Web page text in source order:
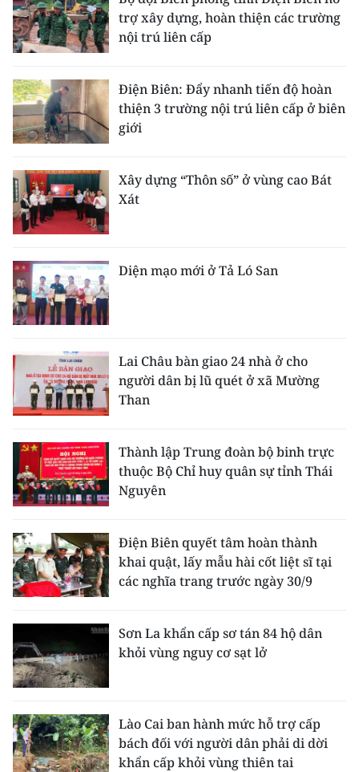
trợ xây dựng, hoàn thiện các trường
nội trú liên cấp
Điện Biên: Đẩy nhanh tiến độ hoàn
thiện 3 trường nội trú liên cấp ở biên
giới
Xây dựng “Thôn số” ở vùng cao Bát
Xát
Diện mạo mới ở Tả Ló San
Lai Châu bàn giao 24 nhà ở cho
người dân bị lũ quét ở xã Mường
Than
Thành lập Trung đoàn bộ binh trực
thuộc Bộ Chỉ huy quân sự tỉnh Thái
Nguyên
Điện Biên quyết tâm hoàn thành
khai quật, lấy mẫu hài cốt liệt sĩ tại
các nghĩa trang trước ngày 30/9
Sơn La khẩn cấp sơ tán 84 hộ dân
khỏi vùng nguy cơ sạt lở
Lào Cai ban hành mức hỗ trợ cấp
bách đối với người dân phải di dời
khẩn cấp khỏi vùng thiên tai